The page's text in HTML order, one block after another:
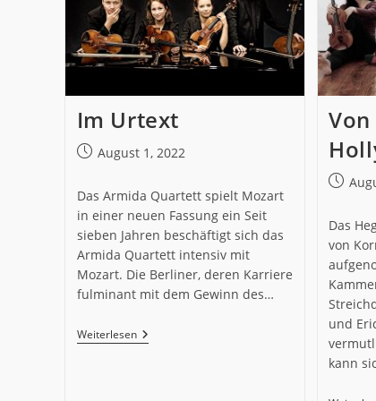
Im Urtext
BeitragAugust 1, 2022
Das Armida Quartett spielt Mozart
in einer neuen Fassung ein Seit
sieben Jahren beschäftigt sich das
Armida Quartett intensiv mit
Mozart. Die Berliner, deren Karriere
fulminant mit dem Gewinn des…
WeiterlesenIm
Urtext
Beitrag
Das
von
und
kann